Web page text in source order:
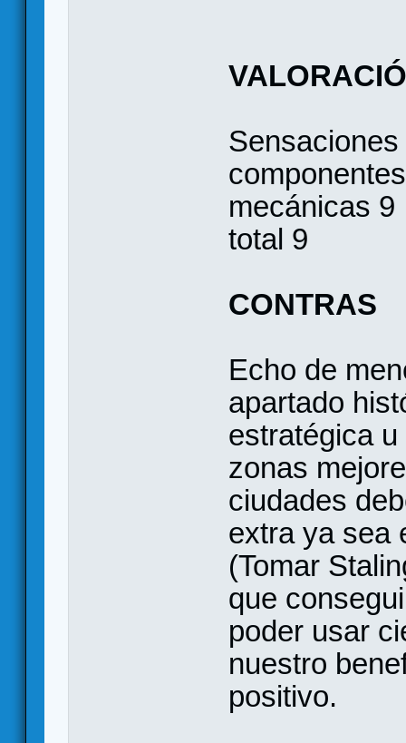
Sensaciones
mecánicas 9
total 9
CONTRAS
Echo de
apartado
estratégica
zonas
ciudades
extra ya sea
(Tomar
que
poder usar
nuestro
positivo.